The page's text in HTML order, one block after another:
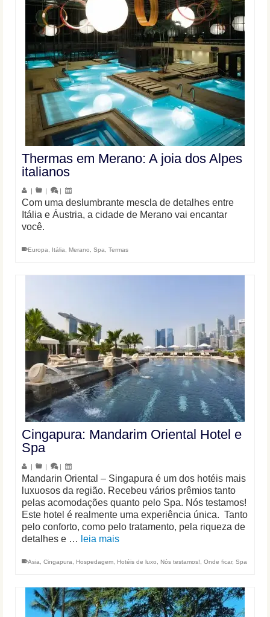
Thermas em Merano: A joia dos Alpes
italianos
| | |
Com uma deslumbrante mescla de detalhes entre
Itália e Áustria, a cidade de Merano vai encantar
você.
Europa Itália Merano Spa Termas
Cingapura: Mandarim Oriental Hotel e
Spa
| | |
Mandarin Oriental – Singapura é um dos hotéis mais
luxuosos da região. Recebeu vários prêmios tanto
pelas acomodações quanto pelo Spa. Nós testamos!
Este hotel é realmente uma experiência única. Tanto
pelo conforto, como pelo tratamento, pela riqueza de
detalhes e … leia mais
Asia Cingapura Hospedagem Hotéis de luxo Nós testamos! Onde ficar, Spa